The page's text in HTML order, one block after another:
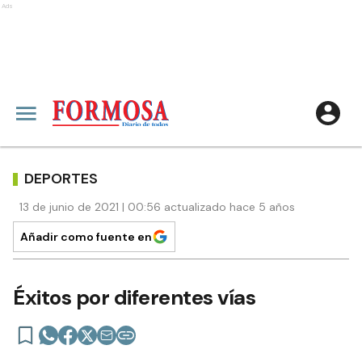
Ads
DEPORTES
13 de junio de 2021 | 00:56 actualizado hace 5 años
Añadir como fuente en
Éxitos por diferentes vías